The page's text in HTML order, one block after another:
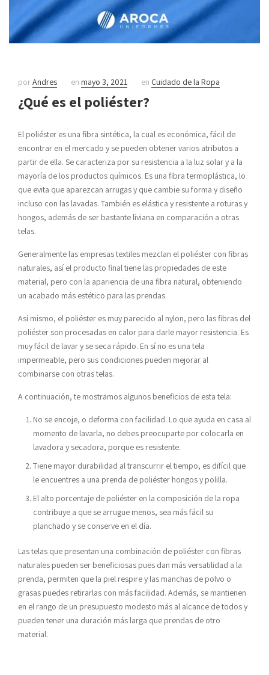
porAndres en mayo 3, 2021 en Cuidado de la Ropa
¿Qué es el poliéster?
El poliéster es una fibra sintética, la cual es económica, fácil de
encontrar en el mercado y se pueden obtener varios atributos a
partir de ella. Se caracteriza por su resistencia a la luz solar y a la
mayoría de los productos químicos. Es una fibra termoplástica, lo
que evita que aparezcan arrugas y que cambie su forma y diseño
incluso con las lavadas. También es elástica y resistente a roturas y
hongos, además de ser bastante liviana en comparación a otras
telas.
Generalmente las empresas textiles mezclan el poliéster con fibras
naturales, así el producto final tiene las propiedades de este
material, pero con la apariencia de una fibra natural, obteniendo
un acabado más estético para las prendas.
Así mismo, el poliéster es muy parecido al nylon, pero las fibras del
poliéster son procesadas en calor para darle mayor resistencia. Es
muy fácil de lavar y se seca rápido. En sí no es una tela
impermeable, pero sus condiciones pueden mejorar al
combinarse con otras telas.
A continuación, te mostramos algunos beneficios de esta tela:
No se encoje, o deforma con facilidad. Lo que ayuda en casa al
momento de lavarla, no debes preocuparte por colocarla en
lavadora y secadora, porque es resistente.
Tiene mayor durabilidad al transcurrir el tiempo, es difícil que
le encuentres a una prenda de poliéster hongos y polilla.
El alto porcentaje de poliéster en la composición de la ropa
contribuye a que se arrugue menos, sea más fácil su
planchado y se conserve en el día.
Las telas que presentan una combinación de poliéster con fibras
naturales pueden ser beneficiosas pues dan más versatilidad a la
prenda, permiten que la piel respire y las manchas de polvo o
grasas puedes retirarlas con más facilidad. Además, se mantienen
en el rango de un presupuesto modesto más al alcance de todos y
pueden tener una duración más larga que prendas de otro
material.